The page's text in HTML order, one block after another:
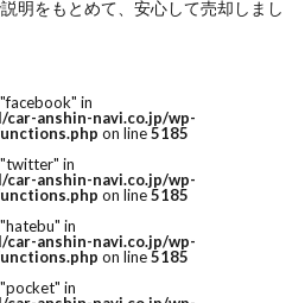
明をもとめて、安心して売却しまし
in
anshin-navi.co.jp/wp-
on line5185
in
anshin-navi.co.jp/wp-
on line5185
in
anshin-navi.co.jp/wp-
on line5185
in